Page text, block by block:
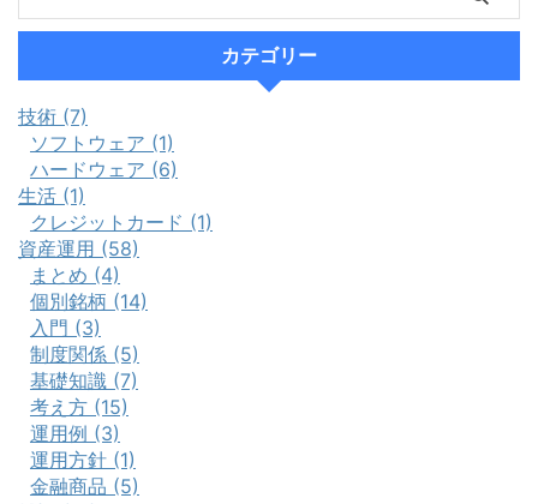
カテゴリー
技術 (7)
ソフトウェア (1)
ハードウェア (6)
生活 (1)
クレジットカード (1)
資産運用 (58)
まとめ (4)
個別銘柄 (14)
入門 (3)
制度関係 (5)
基礎知識 (7)
考え方 (15)
運用例 (3)
運用方針 (1)
金融商品 (5)